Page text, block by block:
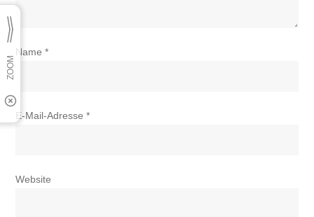
Name*
E-Mail-Adresse*
Website